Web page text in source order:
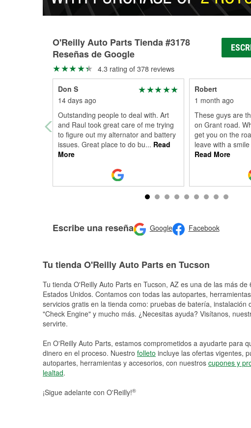
O'Reilly Auto Parts Tienda #3178
Reseñas de Google
4.3 rating of 378 reviews
Don S
14 days ago
Outstanding people to deal with. Art
and Raul took great care of me trying
to figure out my alternator and battery
issues. Great place to do bu... Read
More
Robert
1 month ago
These guys are
on Grant road.
get you on the
leave with a
Read More
Escribe una reseña Google Facebook
Tu tienda O'Reilly Auto Parts en Tucson
Tu tienda O'Reilly Auto Parts en Tucson, AZ es una de las más
Estados Unidos. Contamos con todas las autopartes,
servicios gratis en la tienda como: pruebas de batería,
"Check Engine" y mucho más. ¿Necesitas ayuda? Visítanos,
servirte.
En O'Reilly Auto Parts, estamos comprometidos a ayudarte para
dinero en el proceso. Nuestro folleto incluye las ofertas vigentes,
autopartes, herramientas y accesorios, con nuestros cupones y
lealtad.
¡Sigue adelante con O'Reilly!®